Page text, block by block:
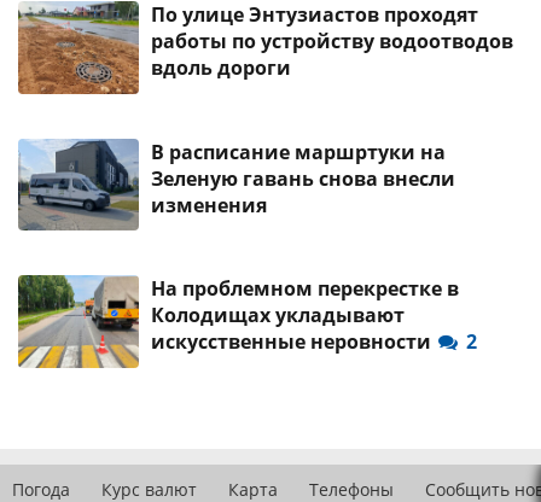
По улице Энтузиастов проходят
работы по устройству водоотводов
вдоль дороги
В расписание маршртуки на
Зеленую гавань снова внесли
изменения
На проблемном перекрестке в
Колодищах укладывают
искусственные неровности
2
Погода Курс валют Карта Телефоны Сообщить